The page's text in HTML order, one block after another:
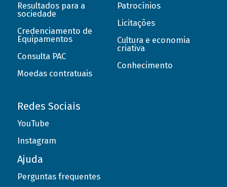
Resultados para a
sociedade
Credenciamento de
Equipamentos
Consulta PAC
Moedas contratuais
Patrocínios
Licitações
Cultura e economia
criativa
Conhecimento
Redes Sociais
YouTube
Instagram
Ajuda
Perguntas frequentes